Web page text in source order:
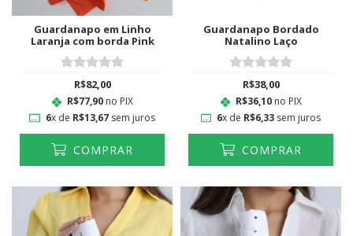
Guardanapo em Linho
Laranja com borda Pink
R$82,00
R$77,90no PIX
6x de R$13,67sem juros
COMPRAR
Guardanapo Bordado
Natalino Laço
R$38,00
R$36,10no PIX
6x de R$6,33 sem juros
COMPRAR